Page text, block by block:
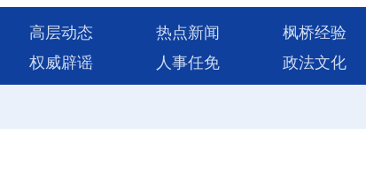
高层动态 热点新闻 枫桥经验
权威辟谣 人事任免 政法文化